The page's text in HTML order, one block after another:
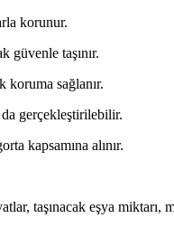
korunur.
güvenle taşınır.
koruma sağlanır.
da gerçekleştirilebilir.
kapsamına alınır.
taşınacak eşya